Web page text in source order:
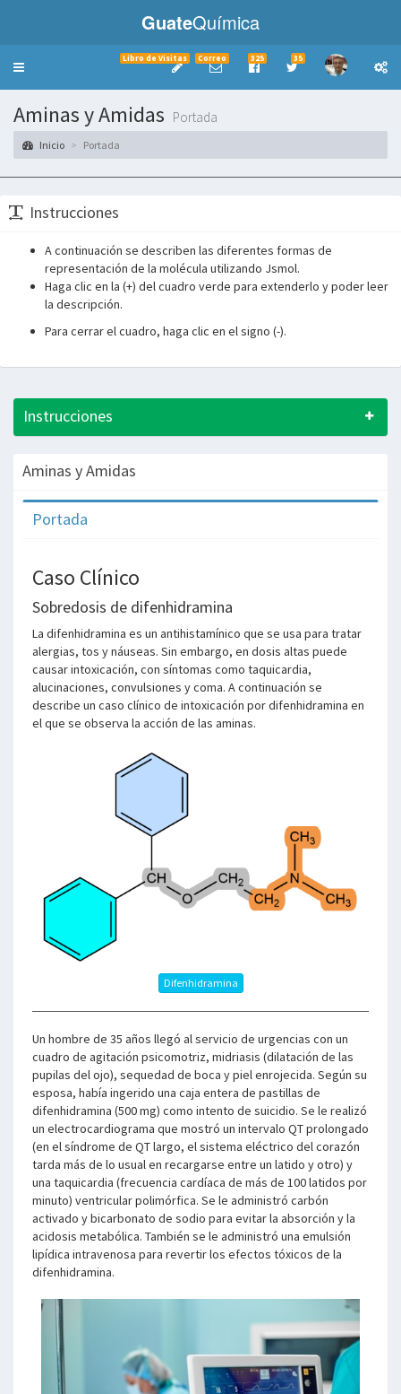
GuateQuímica
Toggle
Libro de Visitas Correo 325 35
Aminas y Amidas Portada
Inicio Portada
Instrucciones
A continuación se describen las diferentes formas de
representación de la molécula utilizando Jsmol.
Haga clic en la (+) del cuadro verde para extenderlo y poder leer
la descripción.
Para cerrar el cuadro, haga clic en el signo (-).
Instrucciones
Aminas y Amidas
Portada
Caso Clínico
Sobredosis de difenhidramina
La difenhidramina es un antihistamínico que se usa para tratar
alergias, tos y náuseas. Sin embargo, en dosis altas puede
causar intoxicación, con síntomas como taquicardia,
alucinaciones, convulsiones y coma. A continuación se
describe un caso clínico de intoxicación por difenhidramina en
el que se observa la acción de las aminas.
Difenhidramina
Un hombre de 35 años llegó al servicio de urgencias con un
cuadro de agitación psicomotriz, midriasis (dilatación de las
pupilas del ojo), sequedad de boca y piel enrojecida. Según su
esposa, había ingerido una caja entera de pastillas de
difenhidramina (500 mg) como intento de suicidio. Se le realizó
un electrocardiograma que mostró un intervalo QT prolongado
(en el síndrome de QT largo, el sistema eléctrico del corazón
tarda más de lo usual en recargarse entre un latido y otro) y
una taquicardia (frecuencia cardíaca de más de 100 latidos por
minuto) ventricular polimórfica. Se le administró carbón
activado y bicarbonato de sodio para evitar la absorción y la
acidosis metabólica. También se le administró una emulsión
lipídica intravenosa para revertir los efectos tóxicos de la
difenhidramina.